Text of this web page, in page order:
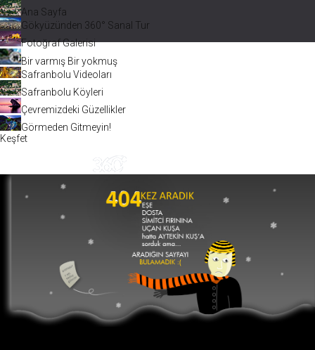
Ana Sayfa
Gökyüzünden 360° Sanal Tur
Fotoğraf Galerisi
Bir varmış Bir yokmuş
Safranbolu Videoları
Safranbolu Köyleri
Çevremizdeki Güzellikler
Görmeden Gitmeyin!
Keşfet